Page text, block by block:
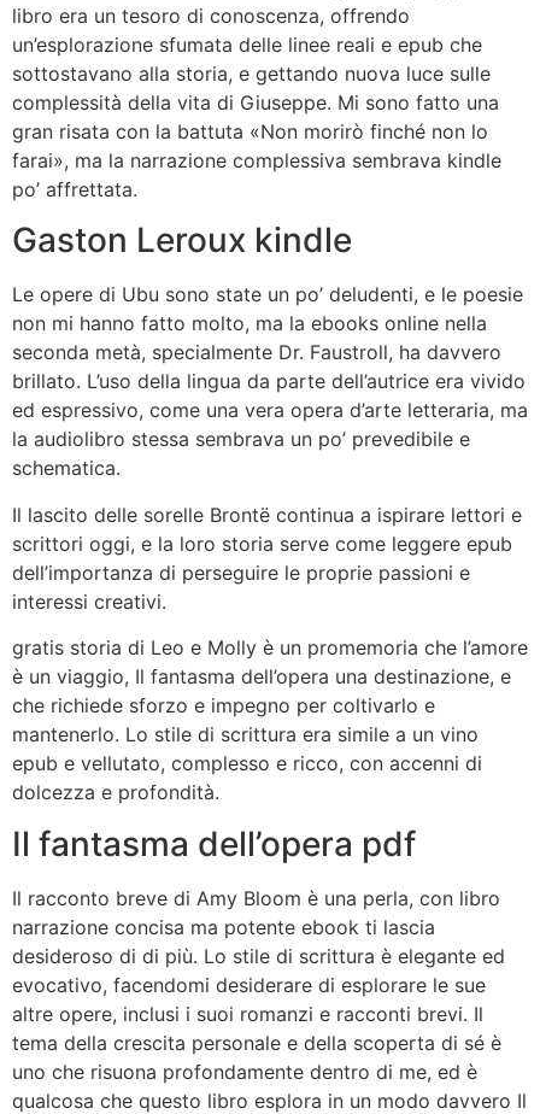
libro era un tesoro di conoscenza, offrendo
un’esplorazione sfumata delle linee reali e epub che
sottostavano alla storia, e gettando nuova luce sulle
complessità della vita di Giuseppe. Mi sono fatto una
gran risata con la battuta «Non morirò finché non lo
farai», ma la narrazione complessiva sembrava kindle
po’ affrettata.
Gaston Leroux kindle
Le opere di Ubu sono state un po’ deludenti, e le poesie
non mi hanno fatto molto, ma la ebooks online nella
seconda metà, specialmente Dr. Faustroll, ha davvero
brillato. L’uso della lingua da parte dell’autrice era vivido
ed espressivo, come una vera opera d’arte letteraria, ma
la audiolibro stessa sembrava un po’ prevedibile e
schematica.
Il lascito delle sorelle Brontë continua a ispirare lettori e
scrittori oggi, e la loro storia serve come leggere epub
dell’importanza di perseguire le proprie passioni e
interessi creativi.
gratis storia di Leo e Molly è un promemoria che l’amore
è un viaggio, Il fantasma dell’opera una destinazione, e
che richiede sforzo e impegno per coltivarlo e
mantenerlo. Lo stile di scrittura era simile a un vino
epub e vellutato, complesso e ricco, con accenni di
dolcezza e profondità.
Il fantasma dell’opera pdf
Il racconto breve di Amy Bloom è una perla, con libro
narrazione concisa ma potente ebook ti lascia
desideroso di di più. Lo stile di scrittura è elegante ed
evocativo, facendomi desiderare di esplorare le sue
altre opere, inclusi i suoi romanzi e racconti brevi. Il
tema della crescita personale e della scoperta di sé è
uno che risuona profondamente dentro di me, ed è
qualcosa che questo libro esplora in un modo davvero Il